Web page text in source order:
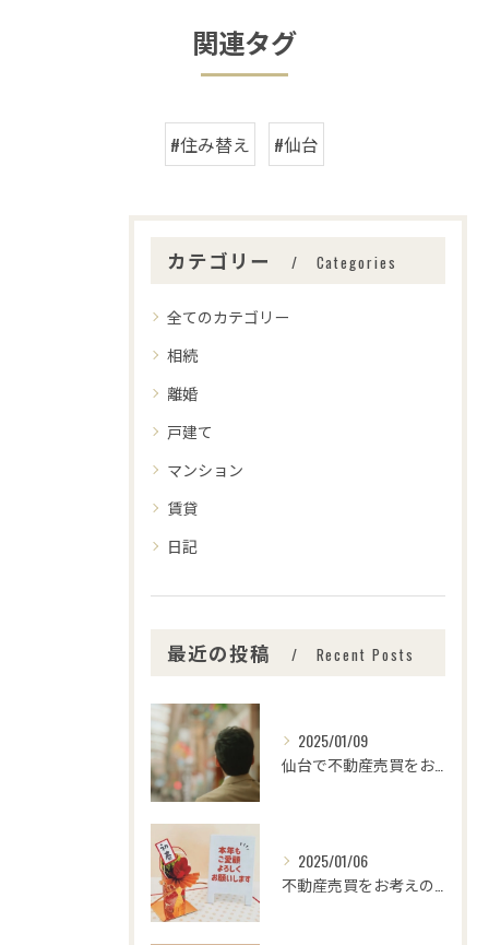
関連タグ
#住み替え #仙台
カテゴリー Categories
全てのカテゴリー
相続
離婚
戸建て
マンション
賃貸
日記
最近の投稿 Recent Posts
2025/01/09
2025/01/06